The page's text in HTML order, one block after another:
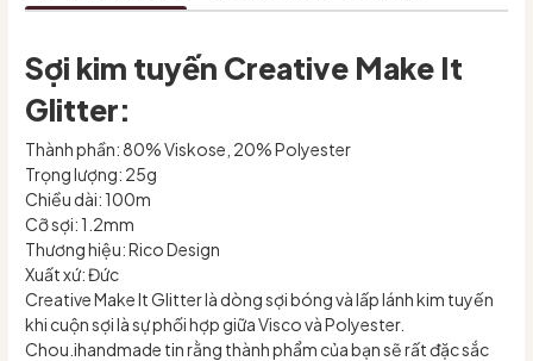
Sợi kim tuyến Creative Make It
Glitter:
Thành phần: 80% Viskose, 20% Polyester
Trọng lượng: 25g
Chiều dài: 100m
Cỡ sợi: 1.2mm
Thương hiệu: Rico Design
Xuất xứ: Đức
Creative Make It Glitter là dòng sợi bóng và lấp lánh kim tuyến
khi cuộn sợi là sự phối hợp giữa Visco và Polyester.
Chou.ihandmade tin rằng thành phẩm của bạn sẽ rất đặc sắc